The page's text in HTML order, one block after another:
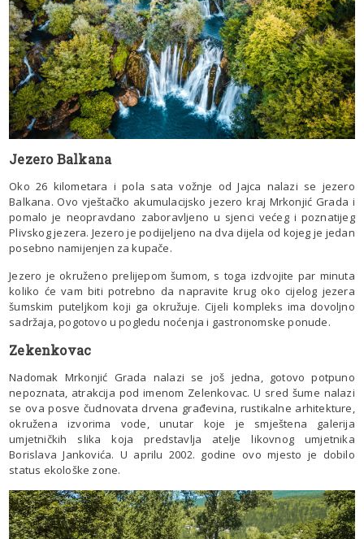
Jezero Balkana
Oko 26 kilometara i pola sata vožnje od Jajca nalazi se jezero
Balkana. Ovo vještačko akumulacijsko jezero kraj Mrkonjić Grada i
pomalo je neopravdano zaboravljeno u sjenci većeg i poznatijeg
Plivskog jezera. Jezero je podijeljeno na dva dijela od kojeg je jedan
posebno namijenjen za kupače.
Jezero je okruženo prelijepom šumom, s toga izdvojite par minuta
koliko će vam biti potrebno da napravite krug oko cijelog jezera
šumskim puteljkom koji ga okružuje. Cijeli kompleks ima dovoljno
sadržaja, pogotovo u pogledu noćenja i gastronomske ponude.
Zekenkovac
Nadomak Mrkonjić Grada nalazi se još jedna, gotovo potpuno
nepoznata, atrakcija pod imenom Zelenkovac. U sred šume nalazi
se ova posve čudnovata drvena građevina, rustikalne arhitekture,
okružena izvorima vode, unutar koje je smještena galerija
umjetničkih slika koja predstavlja atelje likovnog umjetnika
Borislava Jankovića. U aprilu 2002. godine ovo mjesto je dobilo
status ekološke zone.